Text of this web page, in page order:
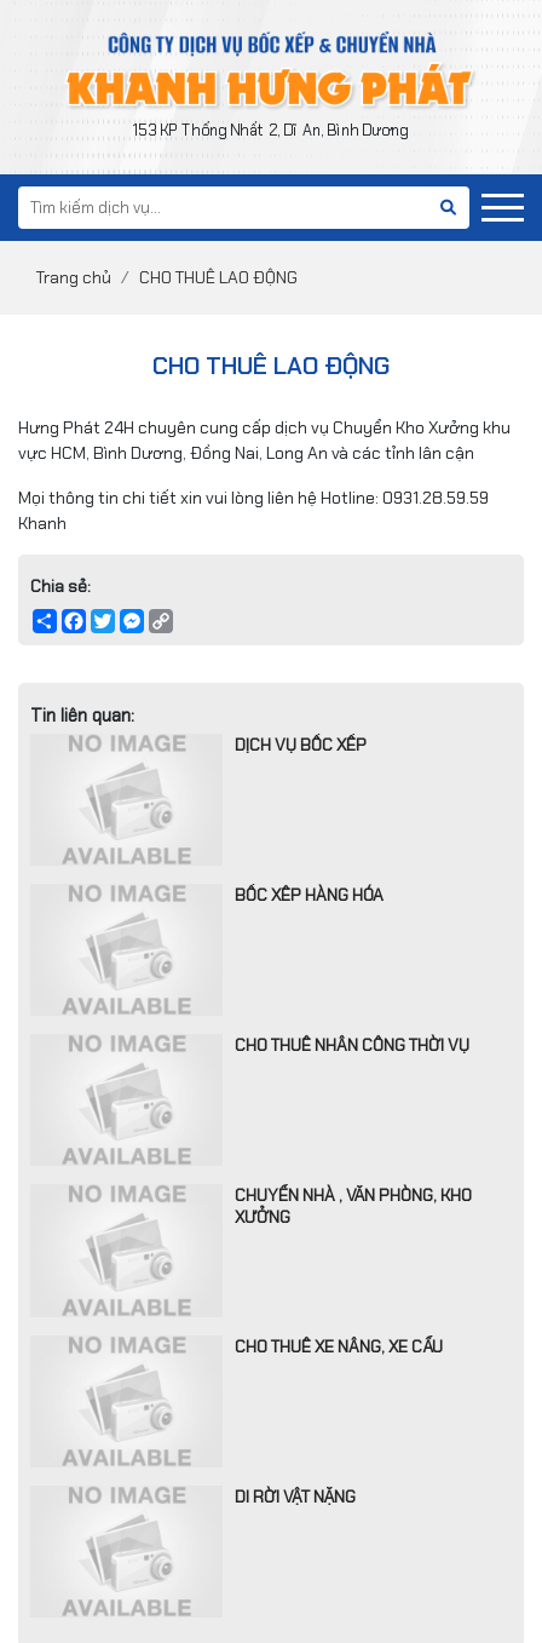
153 KP Thống Nhất 2, Dĩ An, Bình Dương
Trang chủ CHO THUÊ LAO ĐỘNG
CHO THUÊ LAO ĐỘNG
Hưng Phát 24H chuyên cung cấp dịch vụ Chuyển Kho Xưởng khu
vực HCM, Bình Dương, Đồng Nai, Long An và các tỉnh lân cận
Mọi thông tin chi tiết xin vui lòng liên hệ Hotline: 0931.28.59.59
Khanh
Chia sẻ:
ShareFacebook
TwitterMessenger
Tin liên quan:
DỊCH VỤ BỐC XẾP
BỐC XÊP HÀNG HÓA
CHO THUÊ NHÂN CÔNG THỜI VỤ
CHUYỂN NHÀ , VĂN PHÒNG, KHO
XƯỞNG
CHO THUÊ XE NÂNG, XE CẨU
DI RỜI VẬT NẶNG